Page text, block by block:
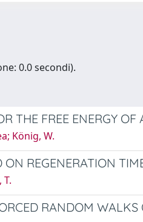
0.0 secondi).
THE FREE ENERGY
König, W.
REGENERATION
RANDOM WALKS